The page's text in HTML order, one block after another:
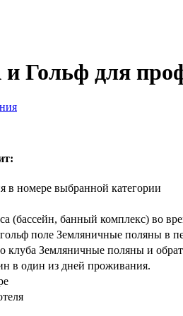
Гольф для
в номере выбранной категории
(бассейн, банный комплекс) во
поле Земляничные поляны в
клуба Земляничные поляны и
в один из дней проживания.